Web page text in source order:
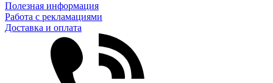
Полезная информация
Работа с рекламациями
Доставка и оплата